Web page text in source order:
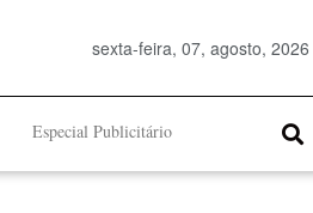
sexta-feira, 07, agosto, 2026
Especial Publicitário